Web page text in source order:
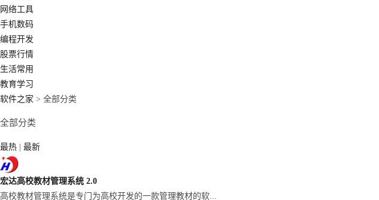
网络工具
手机数码
编程开发
股票行情
生活常用
教育学习
软件之家 > 全部分类
全部分类
最热 最新
宏达高校教材管理系统 2.0
高校教材管理系统是专门为高校开发的一款管理教材的软...